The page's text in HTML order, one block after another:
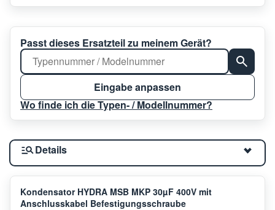
Passt dieses Ersatzteil zu meinem Gerät?
Eingabe anpassen
Wo finde ich die Typen- / Modellnummer?
Details
Kondensator HYDRA MSB MKP 30µF 400V mit
Anschlusskabel Befestigungsschraube